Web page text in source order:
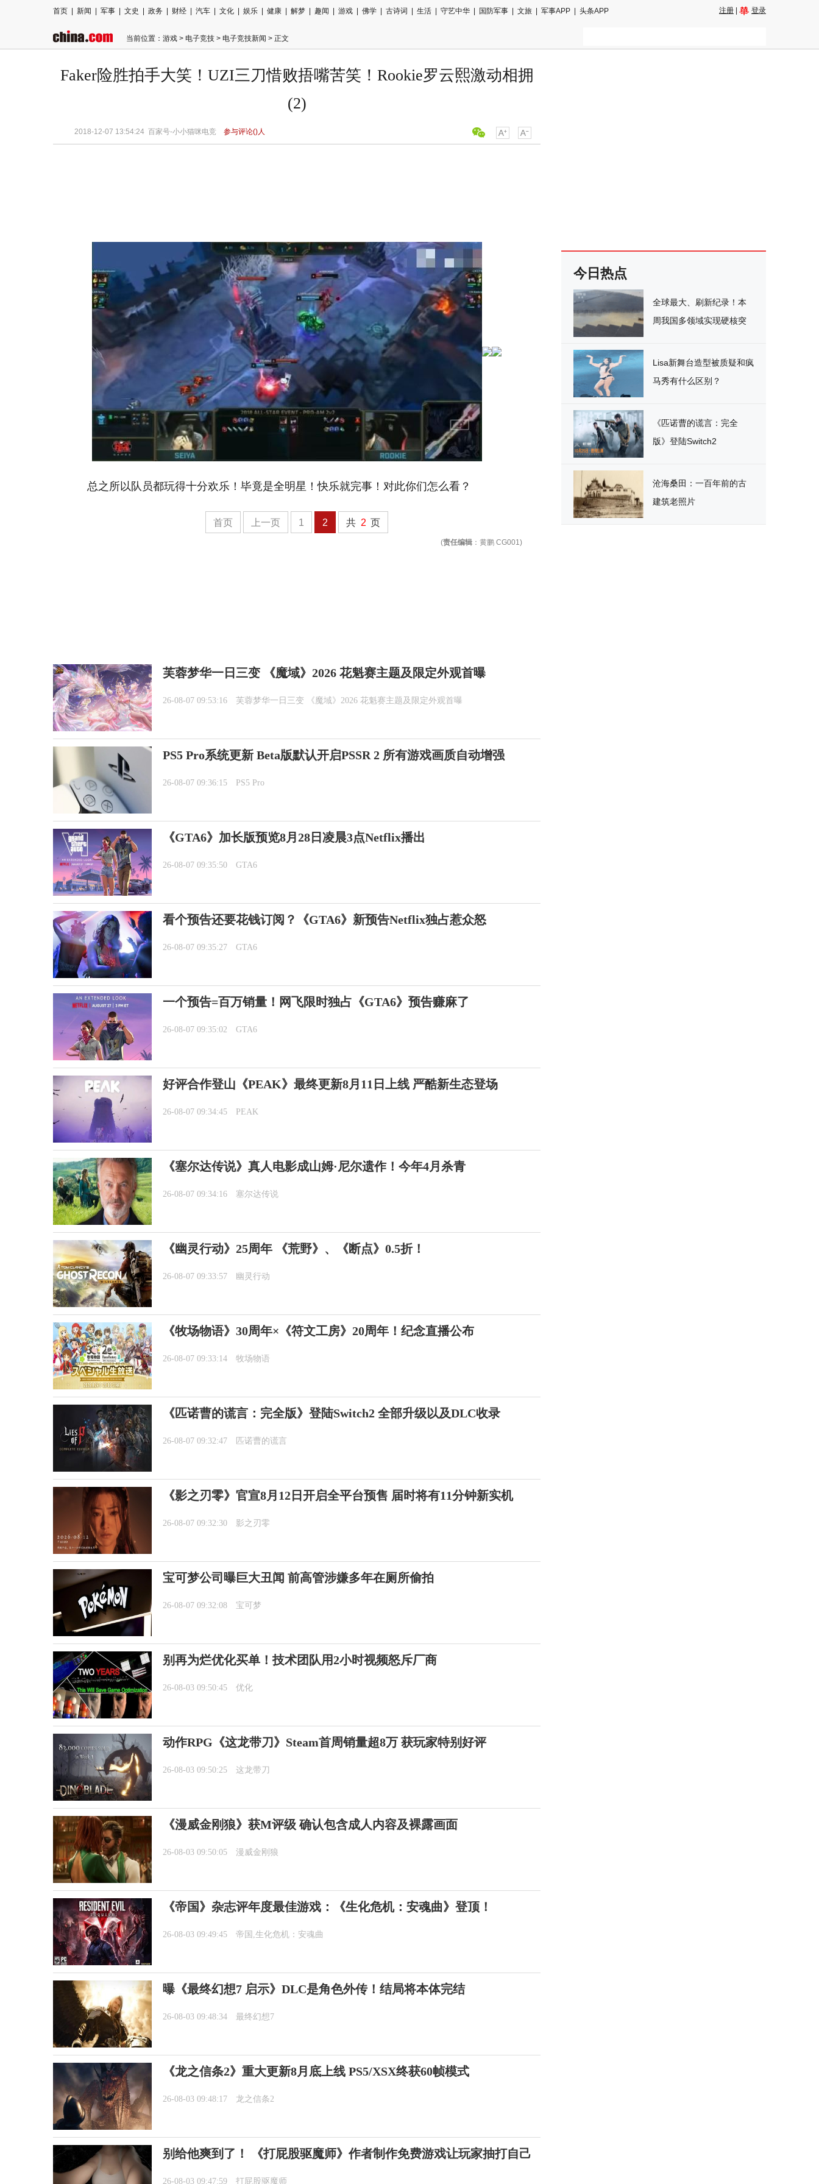
首页 新闻 军事 文史 政务 财经 汽车 文化 娱乐 健康 解梦 趣闻 游戏 佛学 古诗词 生活 守艺中华 国防军事 文旅 军事APP 头条APP 注册 登录
当前位置： 游戏 > 电子竞技 > 电子竞技新闻 > 正文
Faker险胜拍手大笑！UZI三刀惜败捂嘴苦笑！Rookie罗云熙激动相拥
(2)
2018-12-07 13:54:24 百家号-小小猫咪电竞 参与评论()人
总之所以队员都玩得十分欢乐！毕竟是全明星！快乐就完事！对此你们怎么看？
首页 上一页 1 2 共 2 页
(责任编辑 ：黄鹏 CG001)
芙蓉梦华一日三变 《魔域》2026 花魁赛主题及限定外观首曝
26-08-07 09:53:16 芙蓉梦华一日三变 《魔域》2026 花魁赛主题及限定外观首曝
PS5 Pro系统更新 Beta版默认开启PSSR 2 所有游戏画质自动增强
26-08-07 09:36:15 PS5 Pro
《GTA6》加长版预览8月28日凌晨3点Netflix播出
26-08-07 09:35:50 GTA6
看个预告还要花钱订阅？《GTA6》新预告Netflix独占惹众怒
26-08-07 09:35:27 GTA6
一个预告=百万销量！网飞限时独占《GTA6》预告赚麻了
26-08-07 09:35:02 GTA6
好评合作登山《PEAK》最终更新8月11日上线 严酷新生态登场
26-08-07 09:34:45 PEAK
《塞尔达传说》真人电影成山姆·尼尔遗作！今年4月杀青
26-08-07 09:34:16 塞尔达传说
《幽灵行动》25周年 《荒野》、《断点》0.5折！
26-08-07 09:33:57 幽灵行动
《牧场物语》30周年×《符文工房》20周年！纪念直播公布
26-08-07 09:33:14 牧场物语
《匹诺曹的谎言：完全版》登陆Switch2 全部升级以及DLC收录
26-08-07 09:32:47 匹诺曹的谎言
《影之刃零》官宣8月12日开启全平台预售 届时将有11分钟新实机
26-08-07 09:32:30 影之刃零
宝可梦公司曝巨大丑闻 前高管涉嫌多年在厕所偷拍
26-08-07 09:32:08 宝可梦
别再为烂优化买单！技术团队用2小时视频怒斥厂商
26-08-03 09:50:45 优化
动作RPG《这龙带刀》Steam首周销量超8万 获玩家特别好评
26-08-03 09:50:25 这龙带刀
《漫威金刚狼》获M评级 确认包含成人内容及裸露画面
26-08-03 09:50:05 漫威金刚狼
《帝国》杂志评年度最佳游戏：《生化危机：安魂曲》登顶！
26-08-03 09:49:45 帝国,生化危机：安魂曲
曝《最终幻想7 启示》DLC是角色外传！结局将本体完结
26-08-03 09:48:34 最终幻想7
《龙之信条2》重大更新8月底上线 PS5/XSX终获60帧模式
26-08-03 09:48:17 龙之信条2
别给他爽到了！ 《打屁股驱魔师》作者制作免费游戏让玩家抽打自己
26-08-03 09:47:59 打屁股驱魔师
今日热点
全球最大、刷新纪录！本
周我国多领域实现硬核突
Lisa新舞台造型被质疑和疯
马秀有什么区别？
《匹诺曹的谎言：完全
版》登陆Switch2
沧海桑田：一百年前的古
建筑老照片